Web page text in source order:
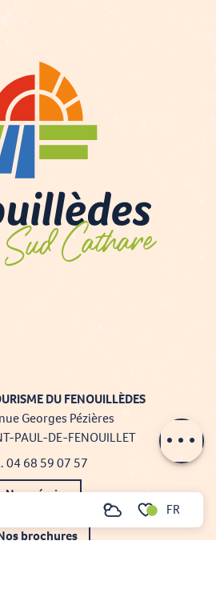
Voir les favoris
RechercheFR
DU FENOUILLÈDES
Georges Pézières
PAUL-DE-FENOUILLET
04 68 59 07 57
Nous écrire
brochures